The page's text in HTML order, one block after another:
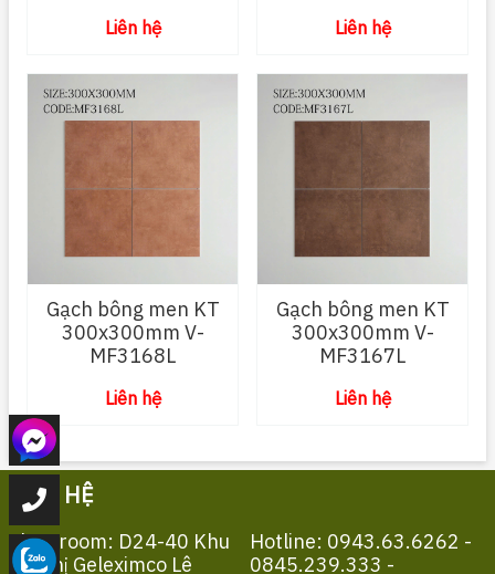
Liên hệ Liên hệ
Gạch bông men KT
300x300mm V-
MF3168L
Liên hệ
Gạch bông men KT
300x300mm V-
MF3167L
Liên hệ
LIÊN HỆ
Showroom: D24-40 Khu
Đô Thị Geleximco Lê
Hotline: 0943.63.6262 -
0845.239.333 -